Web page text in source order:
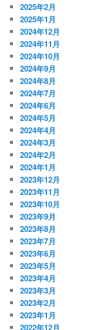
2025年2月
2025年1月
2024年12月
2024年11月
2024年10月
2024年9月
2024年8月
2024年7月
2024年6月
2024年5月
2024年4月
2024年3月
2024年2月
2024年1月
2023年12月
2023年11月
2023年10月
2023年9月
2023年8月
2023年7月
2023年6月
2023年5月
2023年4月
2023年3月
2023年2月
2023年1月
2022年12月